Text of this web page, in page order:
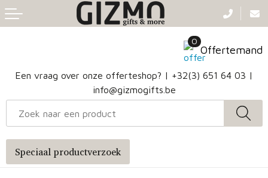
Een vraag over onze offerteshop? | +32(3) 651 64 03 |
info@gizmogifts.be
0
Offertemand
Klokken, horloges en weerstations
Sleutelhangers en Lanyards
Lampen en Gereedschap
Badtextiel en Douche
Handschoenen en Sjaals
Blazers
Hoofdbanden
Heuptassen
Papieren tassen
Reistassen
Speciaal productverzoek